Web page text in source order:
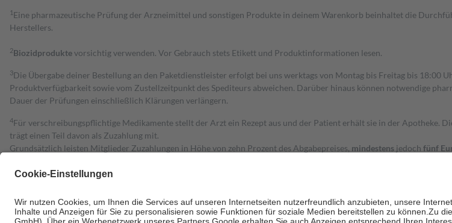
1 Eine pharmazeutische Prüfung der Arzneimittel und sonstigen Produkte in deinem Warenkorb beinhaltet die
Herstellers.
2Biozidproduktevorsichtig verwenden. Vor Gebrauch stets Etikett und Produktinformationen lesen.
3Die Übergabe deiner Bestellung an den Paketdienstleister erfolgt bei uns werktags von Montag bis Freitag bis 18:00
Produktverfügbarkeit sowie vom Zustellzeitpunkt des Spediteurs abweichen. Darüber hinaus können notwendige
Dauer der Prüfungen einschließlich Klärungen verlängern.
4Für verschreibungspflichtige Medikamente stellt der Arzt ein Rezept aus und der Patient erhält sie in der Apotheke.
trägt einen Teil davon als Zuzahlung mit.
Grundsätzlich leisten Mitglieder Zuzahlungen in Höhe von zehn Prozent des Abgabepreises, mindestens jedoch fünf
Diese Regeln gelten grundsätzlich auch für Online-Apotheken.
Um das Engagement der Versicherten für ihre eigene Gesundheit zu stärken und die besondere Stellung der Familie
• Kindern und Jugendlichen bis zum vollendeten 18. Lebensjahr mit Ausnahme der Fahrkosten